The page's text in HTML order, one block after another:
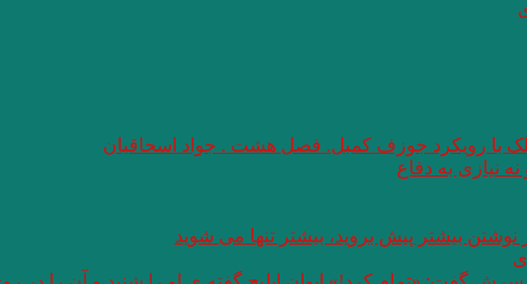
با رویکرد جوزف کمبل. فصل هشت . جواد اسحاقیان
نیازی به دفاع
بیشتر پیش بروید، بیشتر تنها می شوید